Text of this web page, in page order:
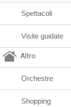
Spettacoli
Visite guidate
Altro
Orchestre
Shopping